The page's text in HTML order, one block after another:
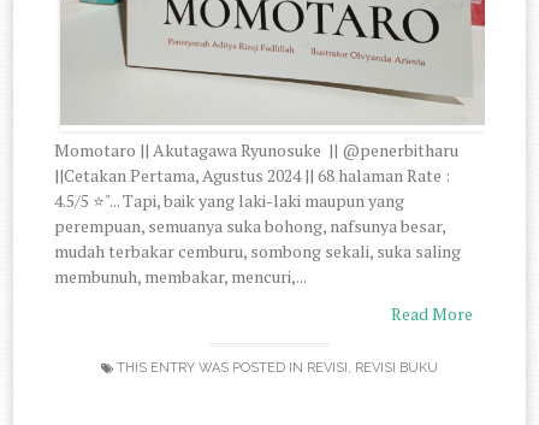
Momotaro || Akutagawa Ryunosuke || @penerbitharu
||Cetakan Pertama, Agustus 2024 || 68 halaman Rate :
4.5/5 ⭐"... Tapi, baik yang laki-laki maupun yang
perempuan, semuanya suka bohong, nafsunya besar,
mudah terbakar cemburu, sombong sekali, suka saling
membunuh, membakar, mencuri,...
Read More
THIS ENTRY WAS POSTED IN REVISI REVISI BUKU